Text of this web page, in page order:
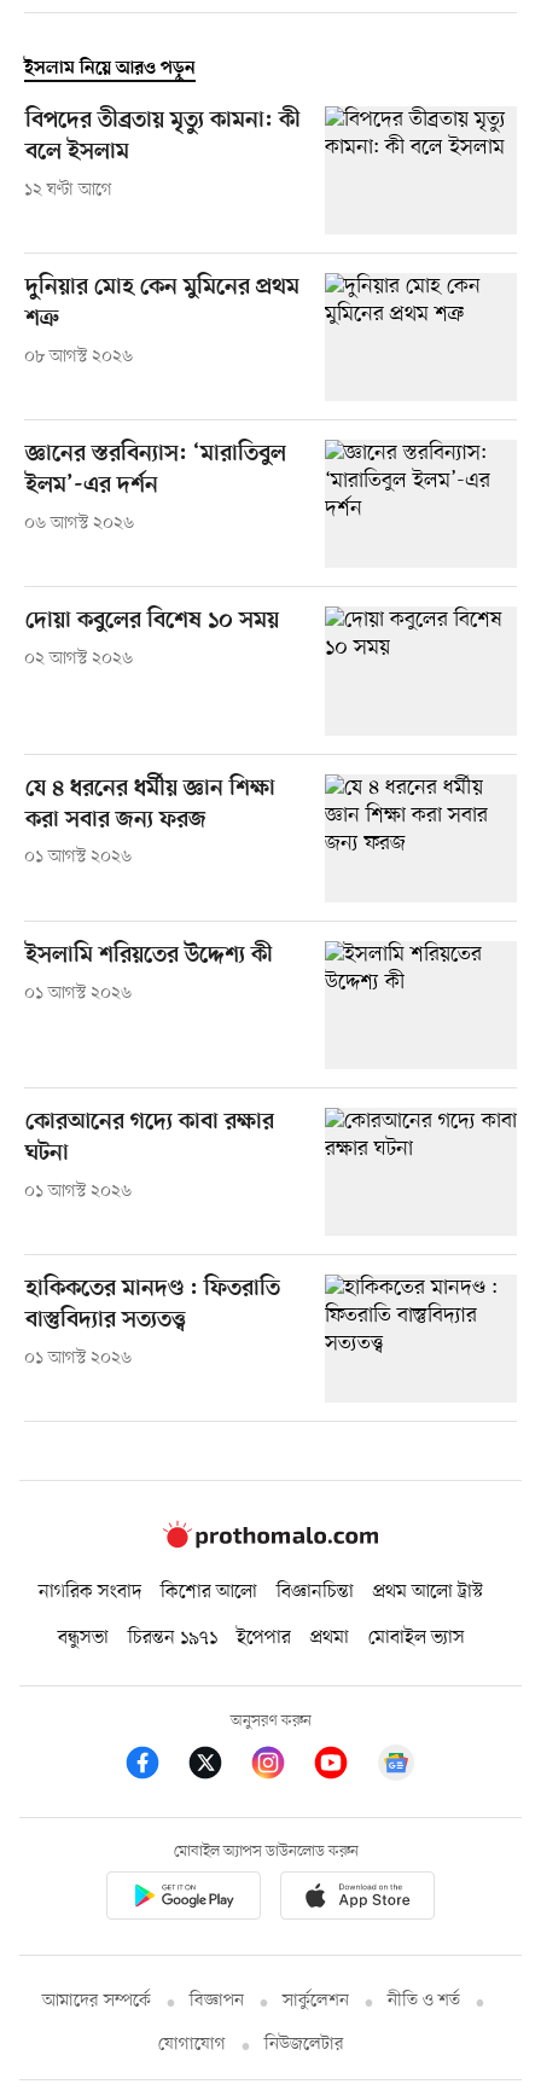
ইসলাম নিয়ে আরও পড়ুন
বিপদের তীব্রতায় মৃত্যু কামনা: কী
বলে ইসলাম
১২ ঘণ্টা আগে
দুনিয়ার মোহ কেন মুমিনের প্রথম
শত্রু
০৮ আগস্ট ২০২৬
জ্ঞানের স্তরবিন্যাস: ‘মারাতিবুল
ইলম’-এর দর্শন
০৬ আগস্ট ২০২৬
দোয়া কবুলের বিশেষ ১০ সময়
০২ আগস্ট ২০২৬
যে ৪ ধরনের ধর্মীয় জ্ঞান শিক্ষা
করা সবার জন্য ফরজ
০১ আগস্ট ২০২৬
ইসলামি শরিয়তের উদ্দেশ্য কী
০১ আগস্ট ২০২৬
কোরআনের গদ্যে কাবা রক্ষার
ঘটনা
০১ আগস্ট ২০২৬
হাকিকতের মানদণ্ড : ফিতরাতি
বাস্তুবিদ্যার সত্যতত্ত্ব
০১ আগস্ট ২০২৬
নাগরিক সংবাদ কিশোর আলো বিজ্ঞানচিন্তা
প্রথম আলো ট্রাস্ট
বন্ধুসভা
চিরন্তন ১৯৭১ ইপেপার প্রথমা মোবাইল ভ্যাস
অনুসরণ করুন
মোবাইল অ্যাপস ডাউনলোড করুন
আমাদের সম্পর্কে বিজ্ঞাপন সার্কুলেশন
নীতি ও শর্ত
যোগাযোগ
নিউজলেটার